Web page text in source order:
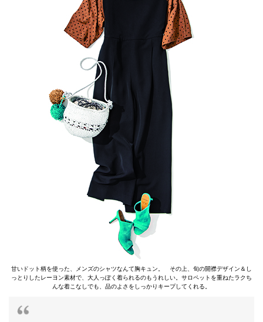
甘いドット柄を使った、メンズのシャツなんて胸キュン。 その上、旬の開襟デザイン＆し
っとりしたレーヨン素材で、大人っぽく着られるのもうれしい。サロペットを重ねたラクち
んな着こなしでも、品のよさをしっかりキープしてくれる。